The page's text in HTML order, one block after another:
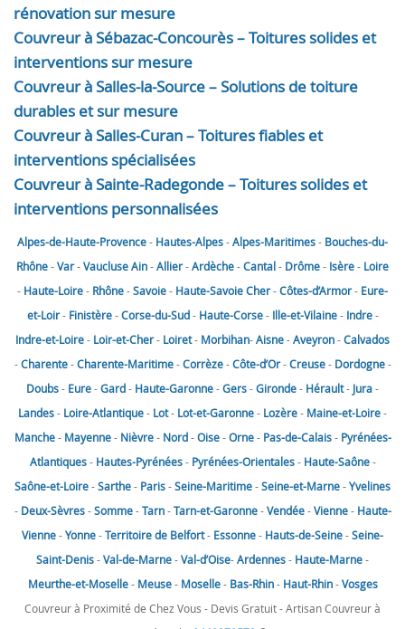
rénovation sur mesure
Couvreur à Sébazac-Concourès – Toitures solides et
interventions sur mesure
Couvreur à Salles-la-Source – Solutions de toiture
durables et sur mesure
Couvreur à Salles-Curan – Toitures fiables et
interventions spécialisées
Couvreur à Sainte-Radegonde – Toitures solides et
interventions personnalisées
Alpes-de-Haute-Provence- Hautes-Alpes-Alpes-Maritimes- Bouches-du-
Rhône-Var-VaucluseAin-Allier-Ardèche-Cantal- Drôme- Isère- Loire
- Haute-Loire- Rhône-Savoie- Haute-SavoieCher-Côtes-d’Armor- Eure-
et-Loir- Finistère-Corse-du-Sud- Haute-Corse- Ille-et-Vilaine- Indre-
Indre-et-Loire- Loir-et-Cher- Loiret- Morbihan-Aisne-Aveyron-Calvados
-Charente-Charente-Maritime-Corrèze-Côte-d’Or-Creuse- Dordogne-
Doubs- Eure-Gard- Haute-Garonne-Gers-Gironde- Hérault- Jura-
Landes- Loire-Atlantique- Lot- Lot-et-Garonne- Lozère- Maine-et-Loire-
Manche- Mayenne- Nièvre- Nord-Oise-Orne- Pas-de-Calais- Pyrénées-
Atlantiques- Hautes-Pyrénées- Pyrénées-Orientales- Haute-Saône-
Saône-et-Loire-Sarthe- Paris-Seine-Maritime-Seine-et-Marne-Yvelines
- Deux-Sèvres-Somme-Tarn-Tarn-et-Garonne-Vendée-Vienne- Haute-
Vienne-Yonne-Territoire de Belfort- Essonne- Hauts-de-Seine-Seine-
Saint-Denis-Val-de-Marne-Val-d’Oise-Ardennes- Haute-Marne-
Meurthe-et-Moselle- Meuse- Moselle- Bas-Rhin- Haut-Rhin-Vosges
Couvreur à Proximité de Chez Vous - Devis Gratuit - Artisan Couvreur à